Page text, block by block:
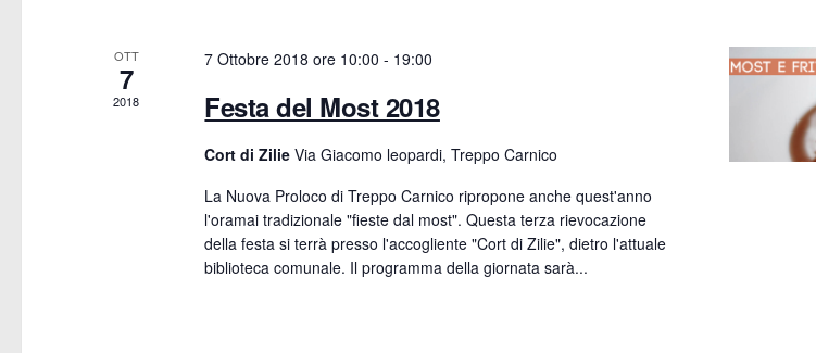
a
v
e
n
OTT
7
2018
7 Ottobre 2018 ore 10:00 - 19:00
Festa del Most 2018
Cort di ZilieVia Giacomo leopardi, Treppo Carnico
La Nuova Proloco di Treppo Carnico ripropone anche quest'anno
l'oramai tradizionale "fieste dal most". Questa terza rievocazione
della festa si terrà presso l'accogliente "Cort di Zilie", dietro l'attuale
biblioteca comunale. Il programma della giornata sarà...